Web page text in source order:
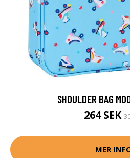
SHOULDER BAG
264 SEK
MER